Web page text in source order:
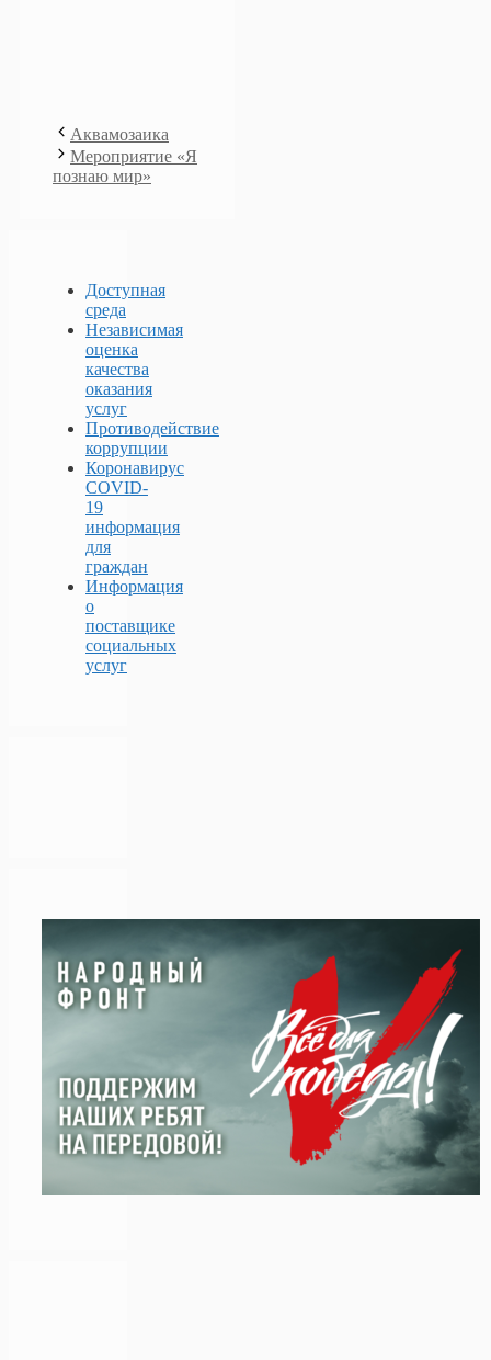
Аквамозаика
Мероприятие «Я
познаю мир»
Доступная
среда
Независимая
оценка
качества
оказания
услуг
Противодействие
коррупции
Коронавирус
COVID-
19
информация
для
граждан
Информация
о
поставщике
социальных
услуг